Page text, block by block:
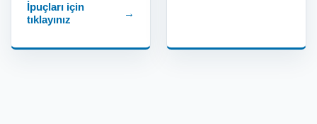
İpuçları için
tıklayınız
→